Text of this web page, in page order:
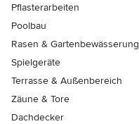
Pflasterarbeiten
Poolbau
Rasen & Gartenbewässerung
Spielgeräte
Terrasse & Außenbereich
Zäune & Tore
Dachdecker